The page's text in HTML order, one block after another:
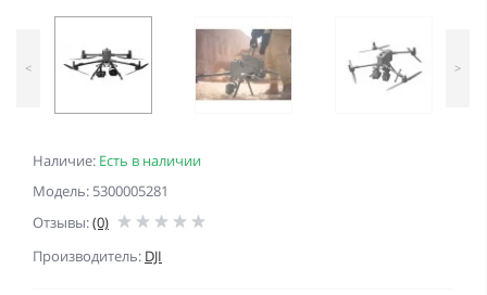
Наличие: Есть в наличии
Модель: 5300005281
Отзывы:(0)
Производитель: DJI
< >